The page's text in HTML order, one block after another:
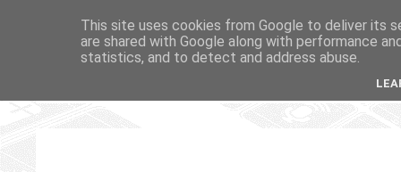
This site uses cookies from Google to deliver its
are shared with Google along with performance
statistics, and to detect and address abuse.